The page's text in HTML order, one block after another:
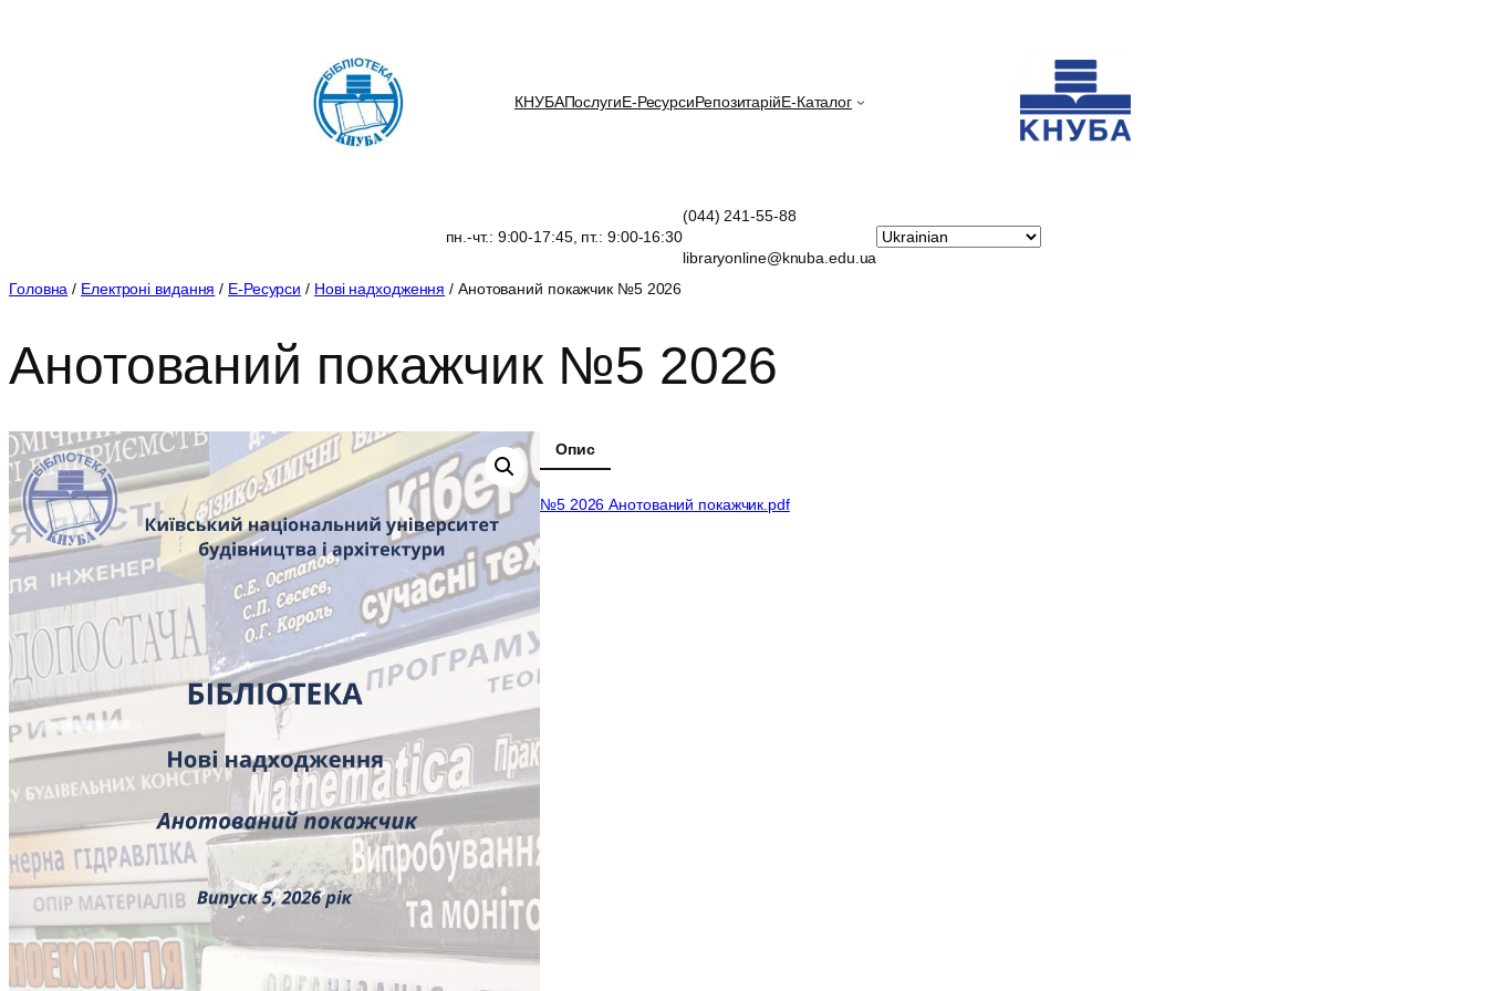
КНУБАПослугиE-РесурсиРепозитарійЕ-Каталог
пн.-чт.: 9:00-17:45, пт.: 9:00-16:30
(044) 241-55-88
libraryonline@knuba.edu.ua
Головна / Електроні видання / Е-Ресурси / Нові надходження / Анотований покажчик №5 2026
Анотований покажчик №5 2026
Опис
№5 2026 Анотований покажчик.pdf